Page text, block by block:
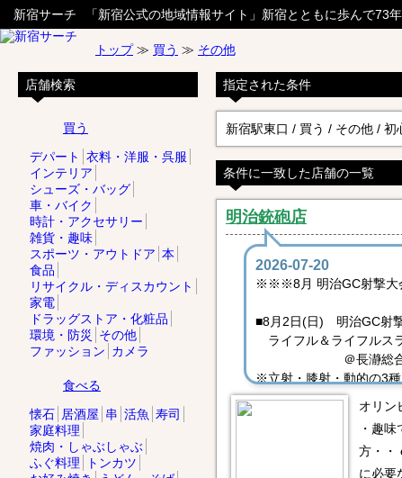
新宿サーチ 「新宿公式の地域情報サイト」新宿とともに歩んで
トップ≫ 買う ≫ その他
指定された条件
新宿駅東口 / 買う / その他 /
条件に一致した店舗の一覧
明治銃砲店
2026-07-20
※※※8月 明治GC射撃
■8月2日(日) 明治GC射
ライフル＆ライフルス
＠長瀞総合射
※立射・膝射・動的の3種
（各10発ずつ／撃ち返し
■ 8月23日(日) 明治
トラップ＆スキート
＠ぐんまジャイア
オリン
・趣
方・・
に必要
店舗検索
買う
デパート
衣料・洋服・呉服
インテリア
シューズ・バッグ
車・バイク
時計・アクセサリー
雑貨・趣味
スポーツ・アウトドア 本
食品
リサイクル・ディスカウント
家電
ドラッグストア・化粧品
環境・防災
その他
ファッション カメラ
食べる
懐石 居酒屋 串 活魚 寿司
家庭料理
焼肉・しゃぶしゃぶ
ふぐ料理
トンカツ